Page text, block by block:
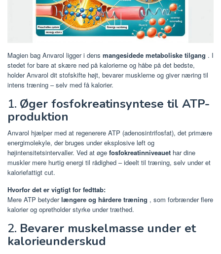
Magien bag Anvarol ligger i dens mangesidede metaboliske tilgang . I
stedet for bare at skære ned på kalorierne og håbe på det bedste,
holder Anvarol dit stofskifte højt, bevarer musklerne og giver næring til
intens træning – selv med få kalorier.
1. Øger fosfokreatinsyntese til ATP-
produktion
Anvarol hjælper med at regenerere ATP (adenosintrifosfat), det primære
energimolekyle, der bruges under eksplosive løft og
højintensitetsintervaller. Ved at øge fosfokreatinniveauet har dine
muskler mere hurtig energi til rådighed – ideelt til træning, selv under et
kaloriefattigt cut.
Hvorfor det er vigtigt for fedttab:
Mere ATP betyderlængere og hårdere træning , som forbrænder flere
kalorier og opretholder styrke under træthed.
2. Bevarer muskelmasse under et
kalorieunderskud